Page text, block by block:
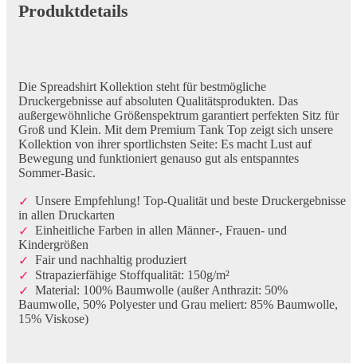
Produktdetails
Die Spreadshirt Kollektion steht für bestmögliche
Druckergebnisse auf absoluten Qualitätsprodukten. Das
außergewöhnliche Größenspektrum garantiert perfekten Sitz für
Groß und Klein. Mit dem Premium Tank Top zeigt sich unsere
Kollektion von ihrer sportlichsten Seite: Es macht Lust auf
Bewegung und funktioniert genauso gut als entspanntes
Sommer-Basic.
Unsere Empfehlung! Top-Qualität und beste Druckergebnisse
in allen Druckarten
Einheitliche Farben in allen Männer-, Frauen- und
Kindergrößen
Fair und nachhaltig produziert
Strapazierfähige Stoffqualität: 150g/m²
Material: 100% Baumwolle (außer Anthrazit: 50%
Baumwolle, 50% Polyester und Grau meliert: 85% Baumwolle,
15% Viskose)